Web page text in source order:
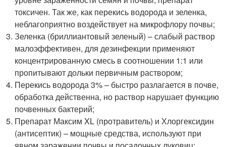
токсичен. Так же, как перекись водорода и зеленка,
неблагоприятно воздействует на микрофлору почвы;
Зеленка (бриллиантовый зеленый) – слабый раствор
малоэффективен, для дезинфекции применяют
концентрированную смесь в соотношении 1:1 или
пропитывают дольки первичным раствором;
Перекись водорода 3% – быстро разлагается в почве,
обработка действенна, но раствор нарушает функцию
почвенных бактерий;
Препарат Максим XL (протравитель) и Хлоргексидин
(антисептик) – мощные средства, используют при